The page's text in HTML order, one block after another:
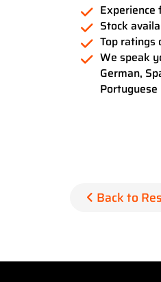
Experience
Stock
Top ratings
We speak
German,
Portuguese
Back to